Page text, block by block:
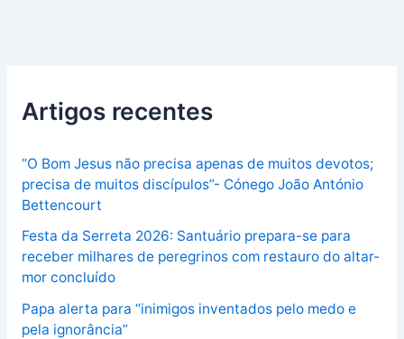
Artigos recentes
“O Bom Jesus não precisa apenas de muitos devotos;
precisa de muitos discípulos”- Cónego João António
Bettencourt
Festa da Serreta 2026: Santuário prepara-se para
receber milhares de peregrinos com restauro do altar-
mor concluído
Papa alerta para “inimigos inventados pelo medo e
pela ignorância”